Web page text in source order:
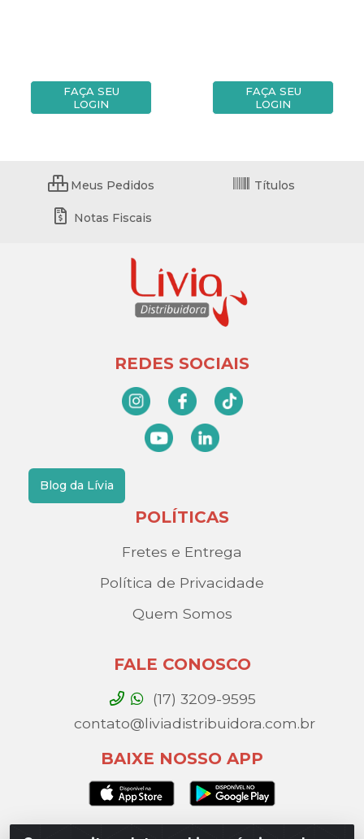
FAÇA SEU
LOGIN
FAÇA SEU
LOGIN
Meus Pedidos Títulos
Notas Fiscais
REDES SOCIAIS
Blog da Lívia
POLÍTICAS
Fretes e Entrega
Política de Privacidade
Quem Somos
FALE CONOSCO
(17) 3209-9595
contato@liviadistribuidora.com.br
BAIXE NOSSO APP